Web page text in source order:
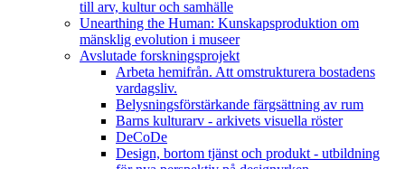
till arv, kultur och samhälle
Unearthing the Human: Kunskapsproduktion om
mänsklig evolution i museer
Avslutade forskningsprojekt
Arbeta hemifrån. Att omstrukturera bostadens
vardagsliv.
Belysningsförstärkande färgsättning av rum
Barns kulturarv - arkivets visuella röster
DeCoDe
Design, bortom tjänst och produkt - utbildning